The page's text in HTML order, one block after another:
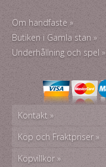
Om handfaste »
Butiken i Gamla stan »
Underhållning och spel »
Kontakt »
Köp och Fraktpriser »
Köpvillkor »